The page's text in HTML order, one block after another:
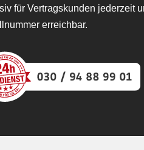
für Vertragskunden jederzeit
erreichbar.